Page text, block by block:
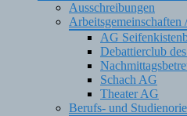
Ausschreibungen
Arbeitsgemeinschaften
AG
Debattierclub
Schach AG
Theater AG
Berufs- und